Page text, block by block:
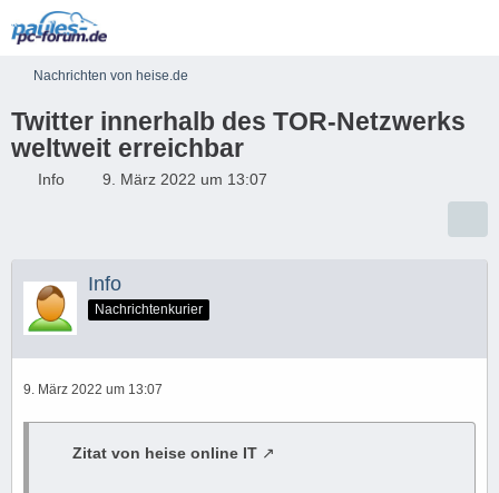
Nachrichten von heise.de
Twitter innerhalb des TOR-Netzwerks
weltweit erreichbar
Info 9. März 2022 um 13:07
Info
Nachrichtenkurier
9. März 2022 um 13:07
Zitat von heise online IT